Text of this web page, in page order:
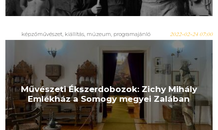
képzőművészet, kiállítás, múzeum, programajánló 2022-02-24 07:00
Művészeti Ékszerdobozok: Zichy Mihály
Emlékház a Somogy megyei Zalában